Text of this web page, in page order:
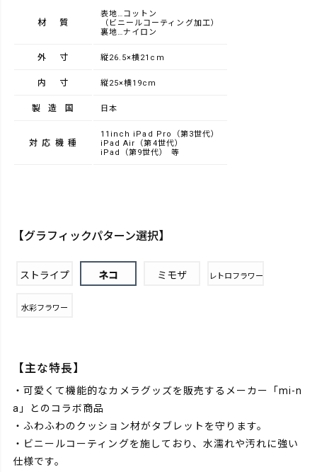
材質
表地…コットン
（ビニールコーティング加工）
裏地…ナイロン
外寸 縦26.5×横21cm
内寸 縦25×横19cm
製造国 日本
対応機種
11inch iPad Pro（第3世代）
iPad Air（第4世代）
iPad（第9世代） 等
【グラフィックパターン選択】
ストライプ ネコ ミモザ レトロフラワー
水彩フラワー
【主な特長】
・可愛くて機能的なカメラグッズを販売するメーカー「mi-n
a」とのコラボ商品
・ふわふわのクッション材がタブレットを守ります。
・ビニールコーティングを施しており、水濡れや汚れに強い
仕様です。